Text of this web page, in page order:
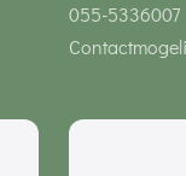
055-5336007